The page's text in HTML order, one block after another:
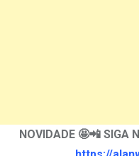
NOVIDADE 🤩📲 SIGA